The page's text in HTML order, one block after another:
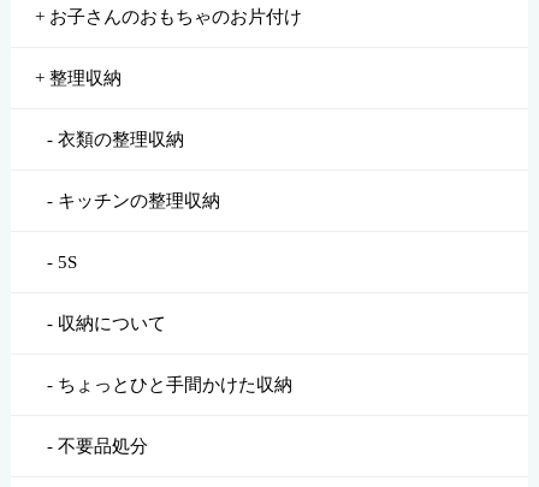
お子さんのおもちゃのお片付け
整理収納
衣類の整理収納
キッチンの整理収納
5S
収納について
ちょっとひと手間かけた収納
不要品処分